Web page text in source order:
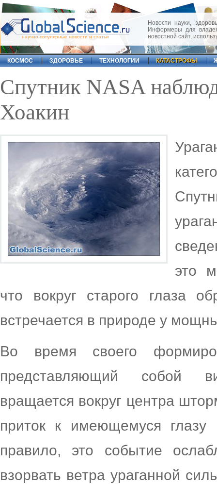
научно-популярные новости и статьи
Новости науки,
Информеры для
новостной сайт,
КОСМОС ЗДОРОВЬЕ ТЕХНОЛОГИИ КАТАСТРОФЫ
Спутник NASA
Хоакин
это
что вокруг старого глаза
встречается в природе у
Во время своего
представляющий собой
вращается вокруг центра
приток к имеющемуся глазу
правило, это событие
взорвать ветра ураганной